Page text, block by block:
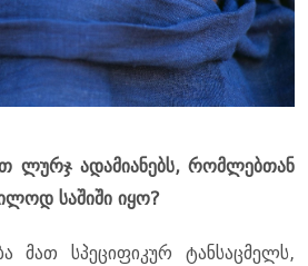
ლურჯ ადამიანებს, რომლებთან
საშიში იყო?
მათ სპეციფიკურ ტანსაცმელს,